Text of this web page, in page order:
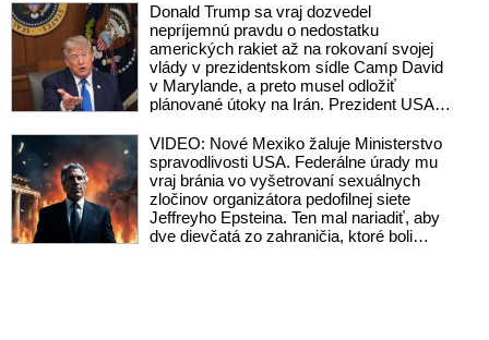
Donald Trump sa vraj dozvedel
nepríjemnú pravdu o nedostatku
amerických rakiet až na rokovaní svojej
vlády v prezidentskom sídle Camp David
v Marylande, a preto musel odložiť
plánované útoky na Irán. Prezident USA
Pentagónu, lebo bol presvedčený o opaku
VIDEO: Nové Mexiko žaluje Ministerstvo
spravodlivosti USA. Federálne úrady mu
vraj bránia vo vyšetrovaní sexuálnych
zločinov organizátora pedofilnej siete
Jeffreyho Epsteina. Ten mal nariadiť, aby
dve dievčatá zo zahraničia, ktoré boli